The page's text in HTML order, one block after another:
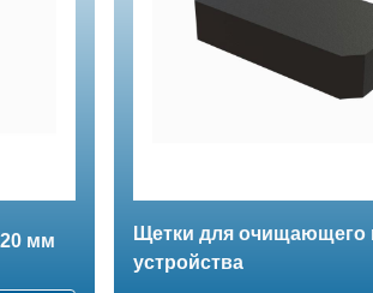
мм
Щетки для очищающего
устройства